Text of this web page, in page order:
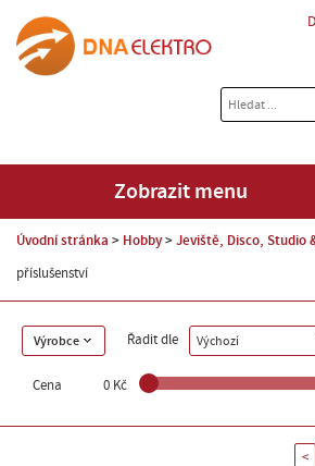
Zobrazit menu
Úvodní stránka Hobby Jeviště, Disco, Studio
příslušenství
Výrobce Řadit dle Výchozí
Cena 0 Kč
<